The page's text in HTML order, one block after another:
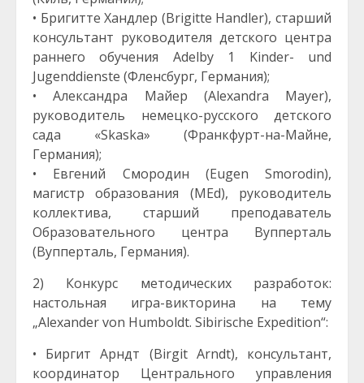
• Бригитте Хандлер (Brigitte Handler), старший
консультант руководителя детского центра
раннего обучения Adelby 1 Kinder- und
Jugenddienste (Фленсбург, Германия);
• Александра Майер (Alexandra Mayer),
руководитель немецко-русского детского
сада «Skaska» (Франкфурт-на-Майне,
Германия);
• Евгений Смородин (Eugen Smorodin),
магистр образования (MEd), руководитель
коллектива, старший преподаватель
Образовательного центра Вупперталь
(Вупперталь, Германия).
2) Конкурс методических разработок:
настольная игра-викторина на тему
„Alexander von Humboldt. Sibirische Expedition“:
• Биргит Арндт (Birgit Arndt), консультант,
координатор Центрального управления